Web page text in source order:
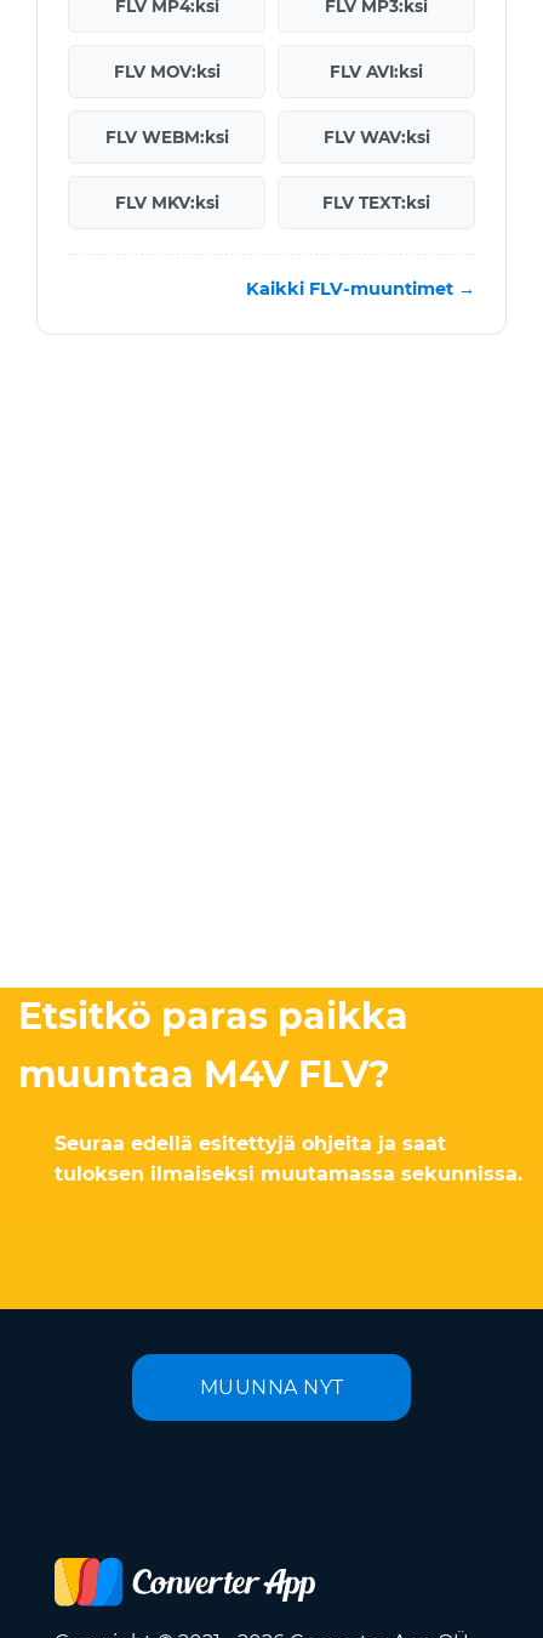
FLV MP4:ksi FLV MP3:ksi
FLV MOV:ksi FLV AVI:ksi
FLV WEBM:ksi FLV WAV:ksi
FLV MKV:ksi FLV TEXT:ksi
Kaikki FLV-muuntimet →
Etsitkö paras paikka
muuntaa M4V FLV?
Seuraa edellä esitettyjä ohjeita ja saat
tuloksen ilmaiseksi muutamassa sekunnissa.
MUUNNA NYT